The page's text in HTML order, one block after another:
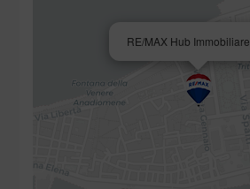
RE/MAX Hub Immobiliare